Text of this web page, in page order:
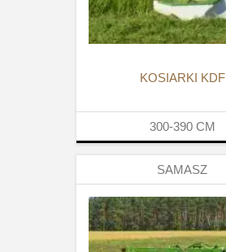
KOSIARKI KDF
300-390 CM
SAMASZ